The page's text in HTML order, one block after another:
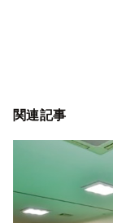
関連記事